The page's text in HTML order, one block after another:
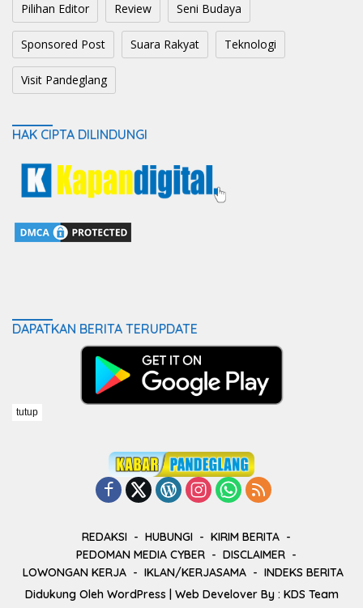
Pilihan Editor Review Seni Budaya
Sponsored Post Suara Rakyat Teknologi
Visit Pandeglang
HAK CIPTA DILINDUNGI
DAPATKAN BERITA TERUPDATE
REDAKSI HUBUNGI
KIRIM BERITA
PEDOMAN MEDIA CYBER
DISCLAIMER
LOWONGAN KERJA
IKLAN/KERJASAMA
INDEKS BERITA
Didukung Oleh WordPress | Web Develover By : KDS Team
tutup